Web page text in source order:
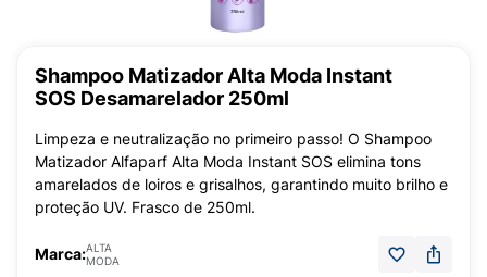
Shampoo Matizador Alta Moda Instant
SOS Desamarelador 250ml
Limpeza e neutralização no primeiro passo! O Shampoo
Matizador Alfaparf Alta Moda Instant SOS elimina tons
amarelados de loiros e grisalhos, garantindo muito brilho e
proteção UV. Frasco de 250ml.
Marca:ALTA
MODA